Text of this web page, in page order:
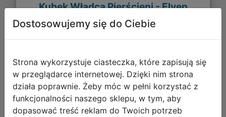
Kubek Władca Pierścieni - Elven
Dostosowujemy się do Ciebie
Strona wykorzystuje ciasteczka, które zapisują się
w przeglądarce internetowej. Dzięki nim strona
działa poprawnie. Żeby móc w pełni korzystać z
funkcjonalności naszego sklepu, w tym, aby
dopasować treść reklam do Twoich potrzeb